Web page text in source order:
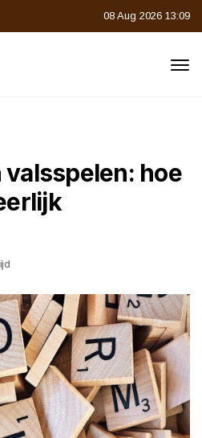
08 Aug 2026 13:09
hoe